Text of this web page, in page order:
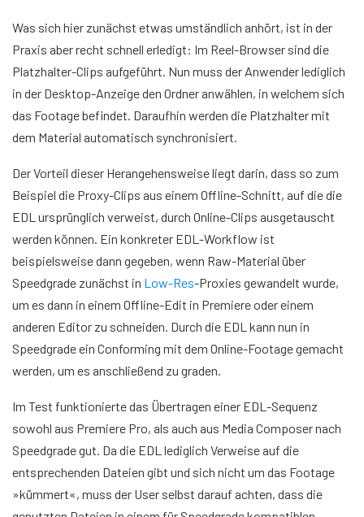
Was sich hier zunächst etwas umständlich anhört, ist in der
Praxis aber recht schnell erledigt: Im Reel-Browser sind die
Platzhalter-Clips aufgeführt. Nun muss der Anwender lediglich
in der Desktop-Anzeige den Ordner anwählen, in welchem sich
das Footage befindet. Daraufhin werden die Platzhalter mit
dem Material automatisch synchronisiert.
Der Vorteil dieser Herangehensweise liegt darin, dass so zum
Beispiel die Proxy-Clips aus einem Offline-Schnitt, auf die die
EDL ursprünglich verweist, durch Online-Clips ausgetauscht
werden können. Ein konkreter EDL-Workflow ist
beispielsweise dann gegeben, wenn Raw-Material über
Speedgrade zunächst in Low-Res-Proxies gewandelt wurde,
um es dann in einem Offline-Edit in Premiere oder einem
anderen Editor zu schneiden. Durch die EDL kann nun in
Speedgrade ein Conforming mit dem Online-Footage gemacht
werden, um es anschließend zu graden.
Im Test funktionierte das Übertragen einer EDL-Sequenz
sowohl aus Premiere Pro, als auch aus Media Composer nach
Speedgrade gut. Da die EDL lediglich Verweise auf die
entsprechenden Dateien gibt und sich nicht um das Footage
»kümmert«, muss der User selbst darauf achten, dass die